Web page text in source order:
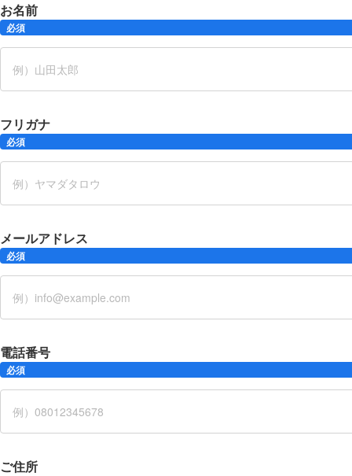
お名前
必須
フリガナ
必須
メールアドレス
必須
電話番号
必須
ご住所